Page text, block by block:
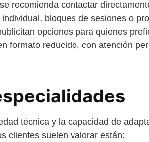
recomienda contactar
bloques de sesiones o
opciones para quienes
formato reducido, con atención
técnica y la capacidad de
clientes suelen valorar están: